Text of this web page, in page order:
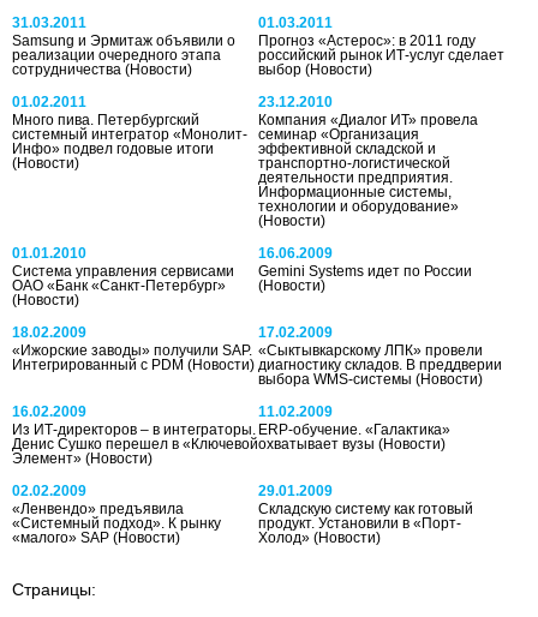
31.03.2011
Samsung и Эрмитаж объявили о
реализации очередного этапа
сотрудничества (Новости)
01.03.2011
Прогноз «Астерос»: в 2011 году
российский рынок ИТ-услуг сделает
выбор(Новости)
01.02.2011
Много пива. Петербургский
системный интегратор «Монолит-
Инфо» подвел годовые итоги
(Новости)
23.12.2010
Компания «Диалог ИТ» провела
семинар «Организация
эффективной складской и
транспортно-логистической
деятельности предприятия.
Информационные системы,
технологии и оборудование»
(Новости)
01.01.2010
Система управления сервисами
ОАО «Банк «Санкт-Петербург»
(Новости)
16.06.2009
Gemini Systems идет по России
(Новости)
18.02.2009
«Ижорские заводы» получили SAP.
Интегрированный с PDM (Новости)
17.02.2009
«Сыктывкарскому ЛПК» провели
диагностику складов. В преддверии
выбора WMS-системы(Новости)
16.02.2009
Из ИТ-директоров – в интеграторы.
Денис Сушко перешел в «Ключевой
Элемент» (Новости)
11.02.2009
ERP-обучение. «Галактика»
охватывает вузы(Новости)
02.02.2009
«Ленвендо» предъявила
«Системный подход». К рынку
«малого» SAP (Новости)
29.01.2009
Складскую систему как готовый
продукт. Установили в «Порт-
Холод»(Новости)
Страницы: